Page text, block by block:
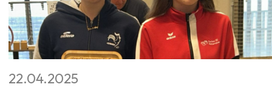
22.04.2025